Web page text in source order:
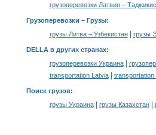
грузоперевозки Латвия –
Грузоперевозки – Грузы:
грузы Литва – Узбекистан| грузы
DELLA в других странах:
грузоперевозки Украина|
transportation Latvia| transportation
Поиск грузов:
грузы Украина| грузы Казахстан|